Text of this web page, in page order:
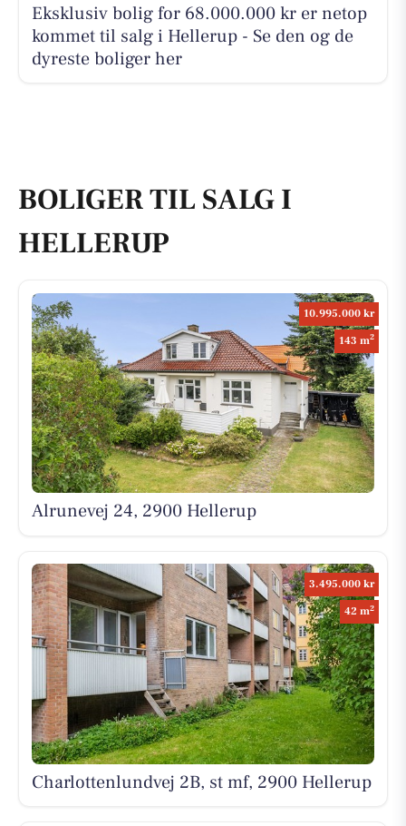
Eksklusiv bolig for 68.000.000 kr er netop
kommet til salg i Hellerup - Se den og de
dyreste boliger her
BOLIGER TIL SALG I
HELLERUP
10.995.000 kr
143 m2
Alrunevej 24, 2900 Hellerup
3.495.000 kr
42 m2
Charlottenlundvej 2B, st mf, 2900 Hellerup